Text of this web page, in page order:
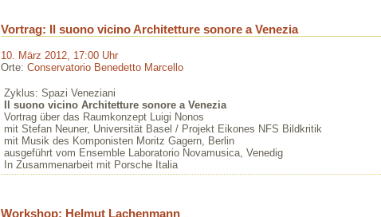
Vortrag: Il suono vicino Architetture sonore a Venezia
10. März 2012, 17:00 Uhr
Orte: Conservatorio Benedetto Marcello
Zyklus: Spazi Veneziani
Il suono vicino Architetture sonore a Venezia
Vortrag über das Raumkonzept Luigi Nonos
mit Stefan Neuner, Universität Basel / Projekt Eikones NFS Bildkritik
mit Musik des Komponisten Moritz Gagern, Berlin
ausgeführt vom Ensemble Laboratorio Novamusica, Venedig
In Zusammenarbeit mit Porsche Italia
Workshop: Helmut Lachenmann